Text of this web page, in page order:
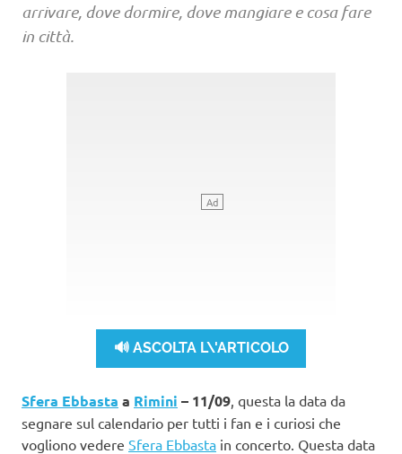
arrivare, dove dormire, dove mangiare e cosa fare
in città.
🔊 ASCOLTA L\'ARTICOLO
Sfera Ebbasta a Rimini – 11/09 , questa la data da
segnare sul calendario per tutti i fan e i curiosi che
vogliono vedere Sfera Ebbasta in concerto. Questa data